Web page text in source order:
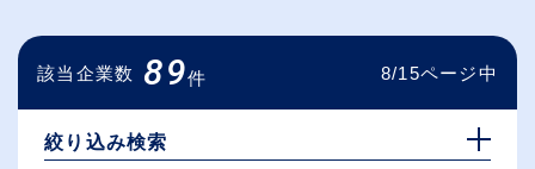
該当企業数 89件 8/15ページ中
絞り込み検索